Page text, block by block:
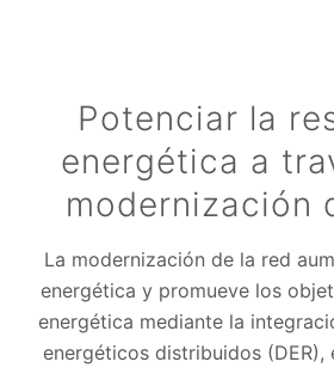
Potenciar la
energética a
modernización
La modernización de la red
energética y promueve los
energética mediante la
energéticos distribuidos (DER),